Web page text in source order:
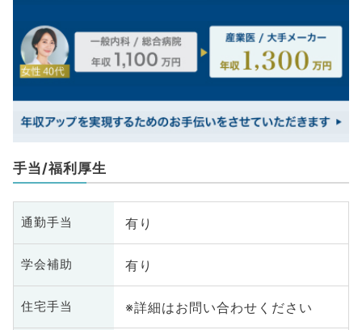
手当/福利厚生
通勤手当 有り
学会補助 有り
住宅手当 ※詳細はお問い合わせください